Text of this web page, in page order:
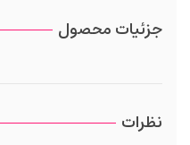
جزئیات محصول
نظرات